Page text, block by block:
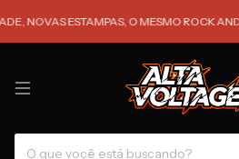
ESTAMPAS, O MESMO ROCK AND ROLL